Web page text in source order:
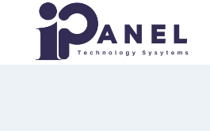
المحتوى